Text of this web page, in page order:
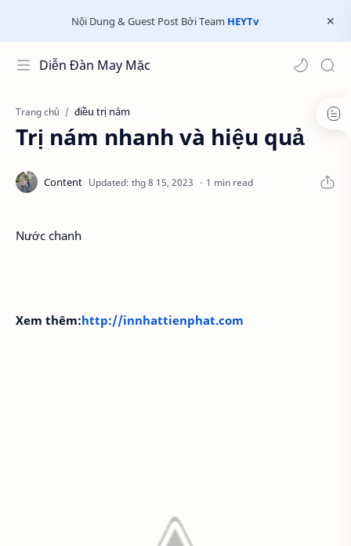
Nội Dung & Guest Post Bởi Team HEYTv
Diễn Đàn May Mặc
Trang chủ điều trị nám
Trị nám nhanh và hiệu quả
1 min read
Nước chanh
Xem thêm:http://innhattienphat.com